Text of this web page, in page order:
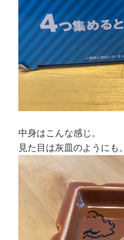
中身はこんな感じ。
見た目は灰皿のようにも。